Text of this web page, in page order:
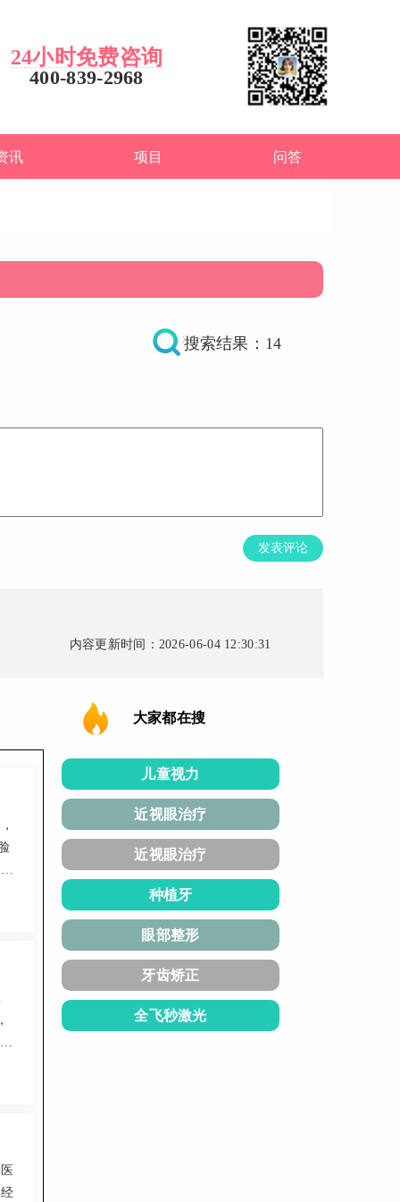
24小时免费咨询
400-839-2968
讯 项目 问答
搜索结果：14
发表评论
内容更新时间：2026-06-04 12:30:31
大家都在搜
儿童视力
近视眼治疗
近视眼治疗
种植牙
眼部整形
牙齿矫正
全飞秒激光